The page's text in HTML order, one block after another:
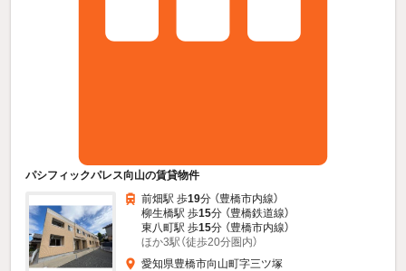
パシフィックパレス向山の賃貸物件
前畑駅 歩19分 （豊橋市内線）
柳生橋駅 歩15分 （豊橋鉄道線）
東八町駅 歩15分 （豊橋市内線）
ほか3駅（徒歩20分圏内）
愛知県豊橋市向山町字三ツ塚